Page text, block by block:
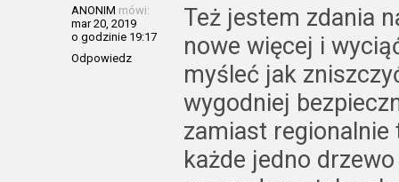
ANONIM mówi:
mar 20, 2019
o godzinie 19:17
Odpowiedz
Też jestem zdania
nowe więcej i
myśleć jak
wygodniej
zamiast regionalnie
każde jedno